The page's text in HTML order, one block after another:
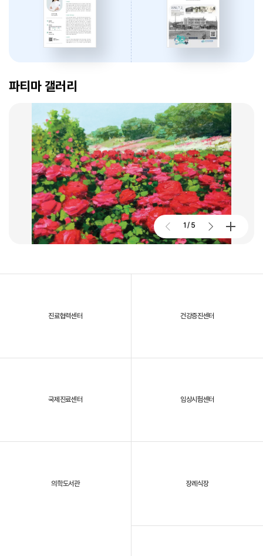
암 표적치료 - 대구파티마병원 병리과 변정섭 과장
2026. 01. 07
암환자의 관리 - 대구파티마병원 혈액종양내과 이선아 과장
2026. 01. 02
2025년, 대구파티마병원을 되돌아보다
2026.07.31
대구광역시간호사회와 함께 개원 70주년 기념 커피부스 운영
대구파티마병원, 진단검사의학과 리모델링 축복식 개최
2026.07.29
우성진 동구청장, 대구파티마병원 방문
2026.07.28
대구파티마병원, 스타키보청기 대구센터로부터 개원 70주년 기념
노트북 기증 받아
2026.07.27
대구파티마병원, 개원 70주년 기념 및 제11회 생명사랑 생명주간 축제
파티마 갤러리
1 / 5
진료협력센터 건강증진센터
국제진료센터 임상시험센터
의학도서관 장례식장